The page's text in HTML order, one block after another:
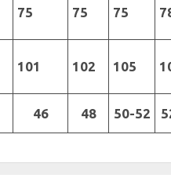
75 75 75
101 102 105
46 48 50-52